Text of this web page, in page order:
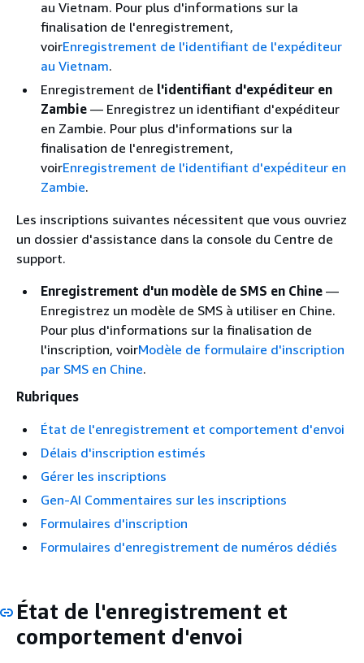
au Vietnam. Pour plus d'informations sur la
finalisation de l'enregistrement,
voirEnregistrement de l'identifiant de l'expéditeur
au Vietnam.
Enregistrement de l'identifiant d'expéditeur en
Zambie — Enregistrez un identifiant d'expéditeur
en Zambie. Pour plus d'informations sur la
finalisation de l'enregistrement,
voirEnregistrement de l'identifiant d'expéditeur en
Zambie.
Les inscriptions suivantes nécessitent que vous ouvriez
un dossier d'assistance dans la console du Centre de
support.
Enregistrement d'un modèle de SMS en Chine —
Enregistrez un modèle de SMS à utiliser en Chine.
Pour plus d'informations sur la finalisation de
l'inscription, voirModèle de formulaire d'inscription
par SMS en Chine.
Rubriques
État de l'enregistrement et comportement d'envoi
Délais d'inscription estimés
Gérer les inscriptions
Gen-AI Commentaires sur les inscriptions
Formulaires d'inscription
Formulaires d'enregistrement de numéros dédiés
État de l'enregistrement et
comportement d'envoi